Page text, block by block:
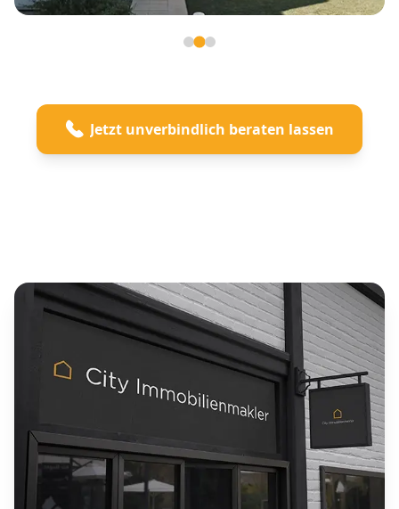
Jetzt unverbindlich beraten lassen